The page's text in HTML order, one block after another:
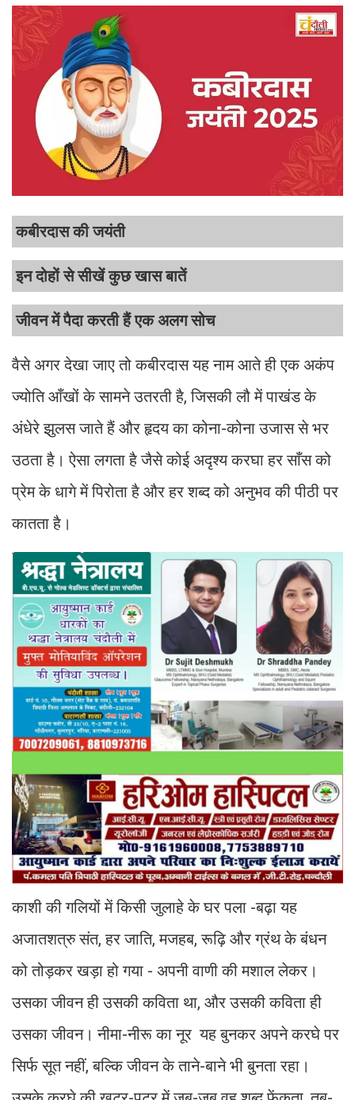
कबीरदास की जयंती
इन दोहों से सीखें कुछ खास बातें
जीवन में पैदा करती हैं एक अलग सोच
वैसे अगर देखा जाए तो कबीरदास यह नाम आते ही एक अकंप
ज्योति आँखों के सामने उतरती है, जिसकी लौ में पाखंड के
अंधेरे झुलस जाते हैं और हृदय का कोना-कोना उजास से भर
उठता है। ऐसा लगता है जैसे कोई अदृश्य करघा हर साँस को
प्रेम के धागे में पिरोता है और हर शब्द को अनुभव की पीठी पर
कातता है।
काशी की गलियों में किसी जुलाहे के घर पला -बढ़ा यह
अजातशत्रु संत, हर जाति, मजहब, रूढ़ि और ग्रंथ के बंधन
को तोड़कर खड़ा हो गया - अपनी वाणी की मशाल लेकर।
उसका जीवन ही उसकी कविता था, और उसकी कविता ही
उसका जीवन। नीमा-नीरू का नूर यह बुनकर अपने करघे पर
सिर्फ सूत नहीं, बल्कि जीवन के ताने-बाने भी बुनता रहा।